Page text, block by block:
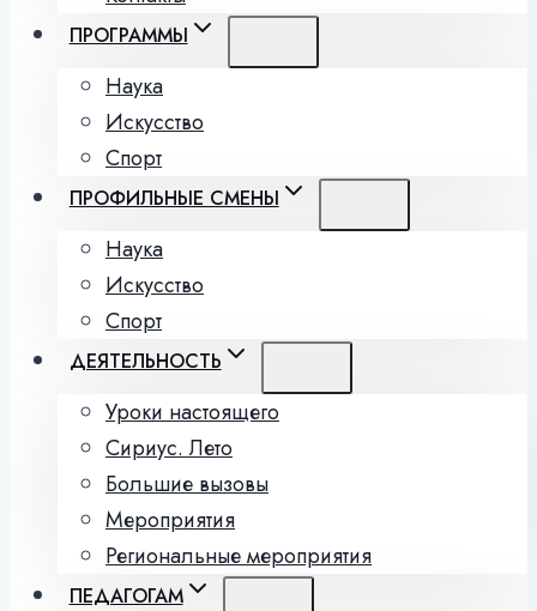
ПРОГРАММЫ
Наука
Искусство
Спорт
ПРОФИЛЬНЫЕ СМЕНЫ
Наука
Искусство
Спорт
ДЕЯТЕЛЬНОСТЬ
Уроки настоящего
Сириус. Лето
Большие вызовы
Мероприятия
Региональные мероприятия
ПЕДАГОГАМ